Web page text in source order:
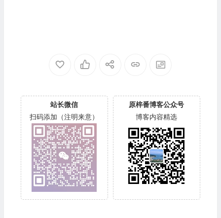
站长微信
扫码添加（注明来意）
原梓番博客公众号
博客内容精选